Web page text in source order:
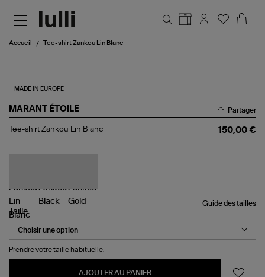
Accueil Tee-shirt Zankou Lin Blanc
MADE IN EUROPE
MARANT ÉTOILE
Tee-
Partager
Tee-shirt Zankou Lin Blanc 150,00 €
Guide des tailles
Taille
Prendre votre taille habituelle.
AJOUTER AU PANIER